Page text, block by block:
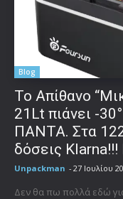
Blog
Το Απίθανο
21Lt πιάνει -
ΠΑΝΤΑ. Στα
δόσεις
Unpackman - 27 Ιουλίου
Δεν θα πω πολλά εδώ